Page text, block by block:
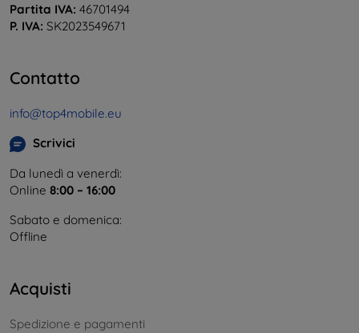
Partita IVA: 46701494
P. IVA: SK2023549671
Contatto
info@top4mobile.eu
Scrivici
Da lunedì a venerdì:
Online 8:00 – 16:00
Sabato e domenica:
Offline
Acquisti
Spedizione e pagamenti